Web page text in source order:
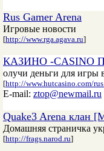
Rus Gamer Arena
Игровые новости
[http://www.rga.agava.ru]
КАЗИНО -CASINO
олучи деньги для игры
[http://www.hutcasino.com/
E-mail: ztop@newmail.ru
Quake3 Arena клан
Домашняя страничка
[http://frags.narod.ru]